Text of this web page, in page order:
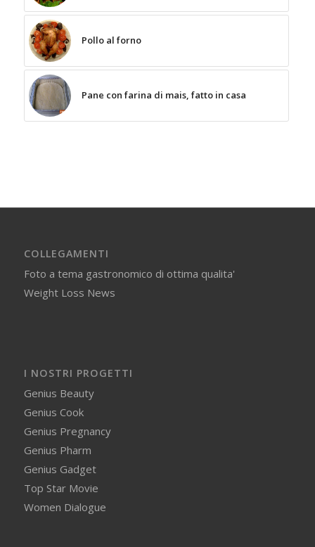
Pollo al forno
Pane con farina di mais, fatto in casa
COLLEGAMENTI
Foto a tema gastronomico di ottima qualita'
Weight Loss News
I NOSTRI PROGETTI
Genius Beauty
Genius Cook
Genius Pregnancy
Genius Pharm
Genius Gadget
Top Star Movie
Women Dialogue